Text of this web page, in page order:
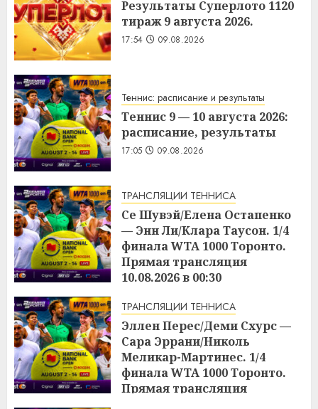
Результаты Суперлото 1120
тираж 9 августа 2026.
17:54 09.08.2026
Теннис: расписание и результаты
Теннис 9 — 10 августа 2026:
расписание, результаты
17:05 09.08.2026
ТРАНСЛЯЦИИ ТЕННИСА
Се Шувэй/Елена Остапенко
— Энн Ли/Клара Таусон. 1/4
финала WTA 1000 Торонто.
Прямая трансляция
10.08.2026 в 00:30
ТРАНСЛЯЦИИ ТЕННИСА
Эллен Перес/Деми Схурс —
Сара Эррани/Николь
Меликар-Мартинес. 1/4
финала WTA 1000 Торонто.
Прямая трансляция